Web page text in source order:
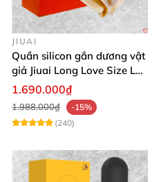
JIUAI
Quần silicon gắn dương vật
giả Jiuai Long Love Size L
hỗ trợ khoái cảm
1.690.000₫
1.988.000₫
-15%
(240)